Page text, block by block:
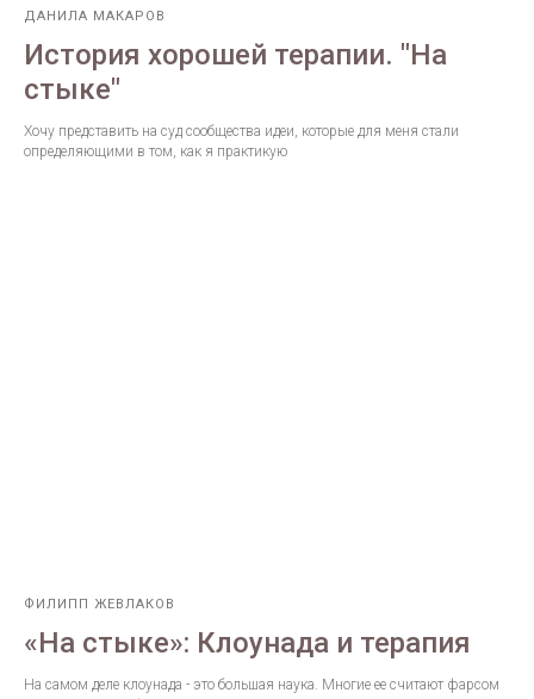
ДАНИЛА МАКАРОВ
История хорошей терапии. "На
стыке"
Хочу представить на суд сообщества идеи, которые для меня стали
определяющими в том, как я практикую
ФИЛИПП ЖЕВЛАКОВ
«На стыке»: Клоунада и терапия
На самом деле клоунада - это большая наука. Многие ее считают фарсом